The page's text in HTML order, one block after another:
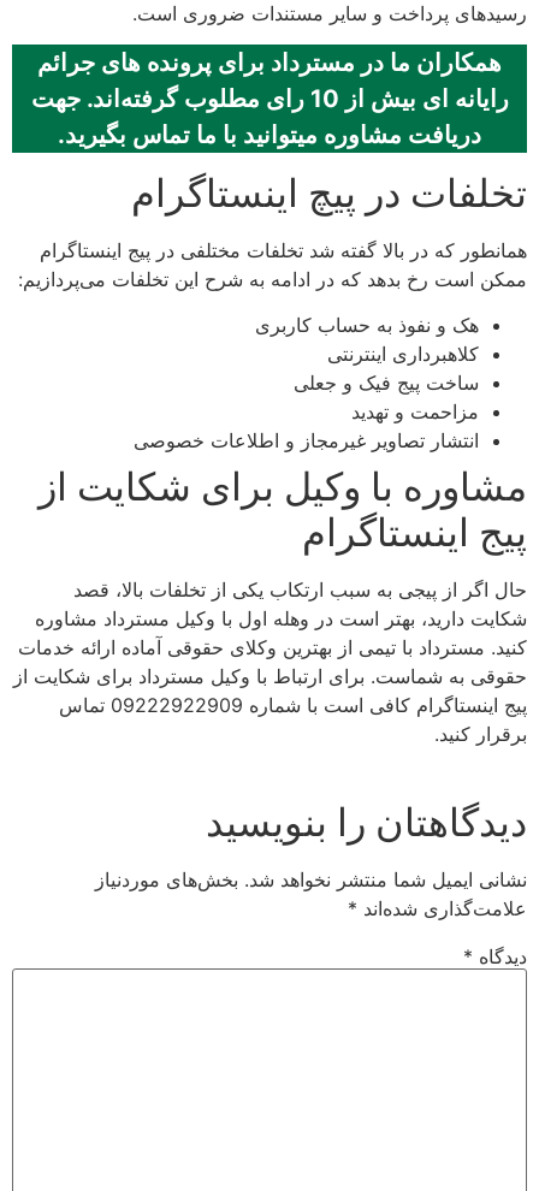
رسیدهای پرداخت و سایر مستندات ضروری است.
همکاران ما در مسترداد برای پرونده های جرائم
رایانه ای بیش از 10 رای مطلوب گرفته‌اند. جهت
دریافت مشاوره میتوانید با ما تماس بگیرید.
تخلفات در پیچ اینستاگرام
همانطور که در بالا گفته شد تخلفات مختلفی در پیج اینستاگرام
ممکن است رخ بدهد که در ادامه به شرح این تخلفات می‌پردازیم:
هک و نفوذ به حساب کاربری
کلاهبرداری اینترنتی
ساخت پیج فیک و جعلی
مزاحمت و تهدید
انتشار تصاویر غیرمجاز و اطلاعات خصوصی
مشاوره با وکیل برای شکایت از
پیج اینستاگرام
حال اگر از پیجی به سبب ارتکاب یکی از تخلفات بالا، قصد
شکایت دارید، بهتر است در وهله اول با وکیل مسترداد مشاوره
کنید. مسترداد با تیمی از بهترین وکلای حقوقی آماده ارائه خدمات
حقوقی به شماست. برای ارتباط با وکیل مسترداد برای شکایت از
پیج اینستاگرام کافی است با شماره 09222922909 تماس
برقرار کنید.
دیدگاهتان را بنویسید
نشانی ایمیل شما منتشر نخواهد شد. بخش‌های موردنیاز
علامت‌گذاری شده‌اند *
دیدگاه *